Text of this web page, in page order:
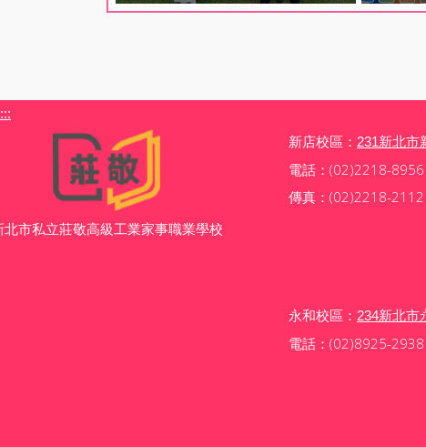
:::
北市私立莊敬高級工業家事職業學校
新店校區： 231新北市
電話：(02)2218-8956
傳真：(02)2218-2112
永和校區： 234新北市
電話：(02)8925-2938